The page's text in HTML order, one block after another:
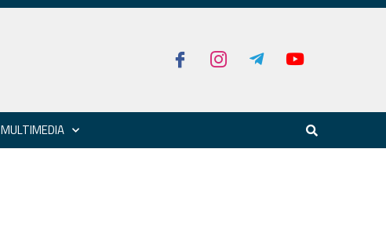
MULTIMEDIA